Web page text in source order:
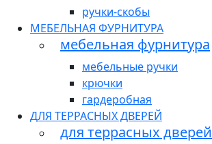
ручки-скобы
МЕБЕЛЬНАЯ ФУРНИТУРА
мебельная фурнитура
мебельные ручки
крючки
гардеробная
ДЛЯ ТЕРРАСНЫХ ДВЕРЕЙ
для террасных дверей